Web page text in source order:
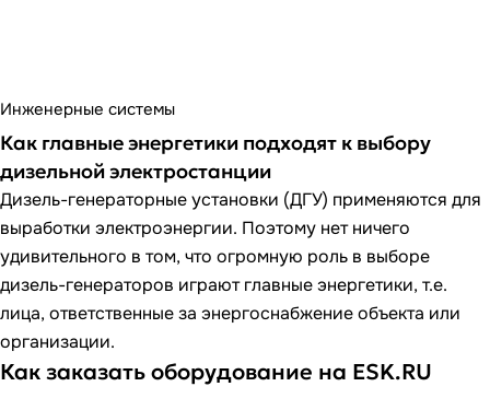
Инженерные системы
Как главные энергетики подходят к выбору
дизельной электростанции
Дизель-генераторные установки (ДГУ) применяются для
выработки электроэнергии. Поэтому нет ничего
удивительного в том, что огромную роль в выборе
дизель-генераторов играют главные энергетики, т.е.
лица, ответственные за энергоснабжение объекта или
организации.
Как заказать оборудование на ESK.RU